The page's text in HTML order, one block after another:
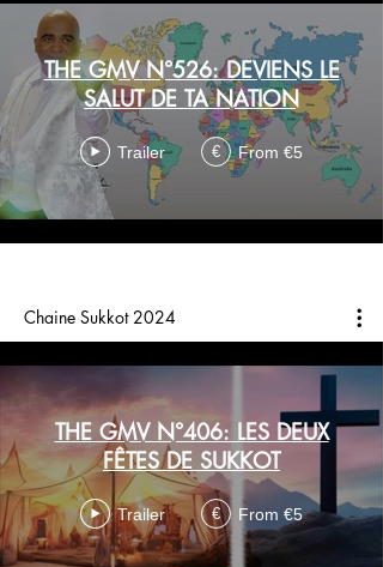
THE GMV N°526: DEVIENS LE
SALUT DE TA NATION
Trailer € From €5
Chaine Sukkot 2024
THE GMV N°406: LES DEUX
FÊTES DE SUKKOT
Trailer € From €5